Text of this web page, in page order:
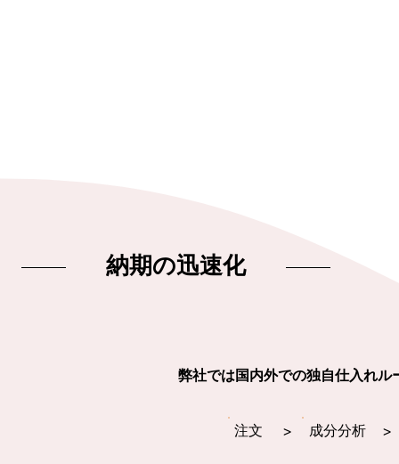
納期の迅速化
弊社では国内外での独自仕入れ
​注文 > ​成分分析 >